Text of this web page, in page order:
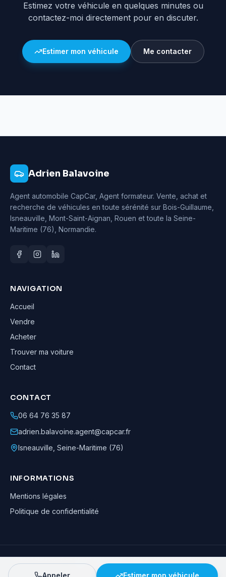
Estimez votre véhicule en quelques minutes ou
contactez-moi directement pour en discuter.
Estimer mon véhicule Me contacter
Adrien Balavoine
Agent automobile CapCar, Agent formateur. Vente, achat et
recherche de véhicules en toute sérénité sur Bois-Guillaume,
Isneauville, Mont-Saint-Aignan, Rouen et toute la Seine-
Maritime (76), Normandie.
NAVIGATION
Accueil
Vendre
Acheter
Trouver ma voiture
Contact
CONTACT
06 64 76 35 87
adrien.balavoine.agent@capcar.fr
Isneauville Seine-Maritime (76)
INFORMATIONS
Mentions légales
Politique de confidentialité
Adrien Balavoine—Agent automobile CapCar, Agent formateur· ©
· Tous droits réservés
Appeler Estimer mon véhicule